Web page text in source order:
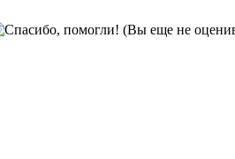
(Вы еще не